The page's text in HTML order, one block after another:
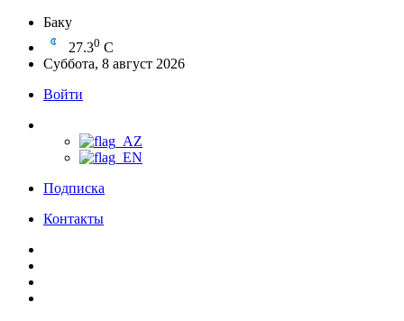
Баку
27.30 C
Суббота, 8 август 2026
Войти
Подписка
Контакты